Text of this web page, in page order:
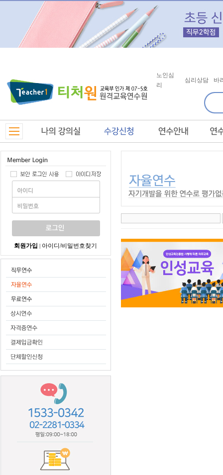
노인심
리
심리상담 바
회원가입 아이디/비밀번호찾기